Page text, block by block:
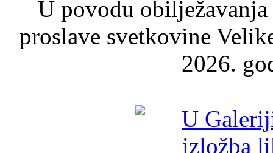
U povodu
proslave svetkovine
2026.